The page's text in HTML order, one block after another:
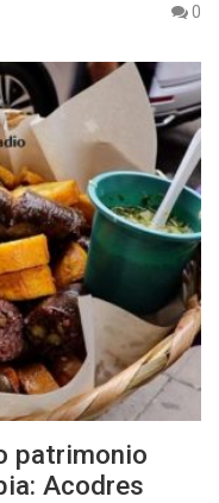
0
patrimonio
Acodres